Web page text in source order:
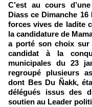
C’est au cours
Diass ce Dimanche
forces vives de ladite
la candidature de
a porté son choix sur
candidat à la
municipales du 23
regroupé plusieurs
dont Bes Du Ñakk,
délégués issus des
soutien au Leader